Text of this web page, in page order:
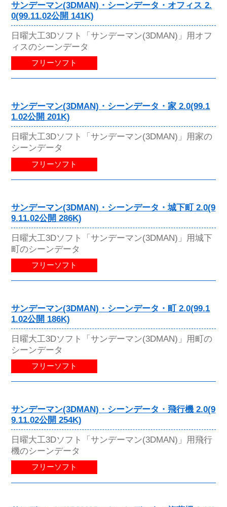
サンデーマン(3DMAN)・シーンデータ・オフィス 2.
0(99.11.02公開 141K)
日曜大工3Dソフト「サンデーマン(3DMAN)」用オフ
ィスのシーンデータ
フリーソフト
サンデーマン(3DMAN)・シーンデータ・家 2.0(99.1
1.02公開 201K)
日曜大工3Dソフト「サンデーマン(3DMAN)」用家の
シーンデータ
フリーソフト
サンデーマン(3DMAN)・シーンデータ・城下町 2.0(9
9.11.02公開 286K)
日曜大工3Dソフト「サンデーマン(3DMAN)」用城下
町のシーンデータ
フリーソフト
サンデーマン(3DMAN)・シーンデータ・町 2.0(99.1
1.02公開 186K)
日曜大工3Dソフト「サンデーマン(3DMAN)」用町の
シーンデータ
フリーソフト
サンデーマン(3DMAN)・シーンデータ・飛行機 2.0(9
9.11.02公開 254K)
日曜大工3Dソフト「サンデーマン(3DMAN)」用飛行
機のシーンデータ
フリーソフト